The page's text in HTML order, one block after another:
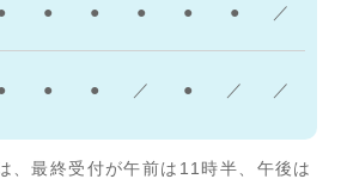
● ● ● ● ● ／
● ● ／ ● ／ ／
、最終受付が午前は11時半、午後は